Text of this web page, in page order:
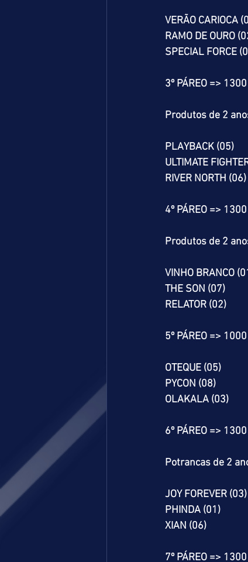
VERÃO CARIOCA
RAMO DE OURO
SPECIAL FORCE
3º PÁREO =>
Produtos de 2
PLAYBACK (05)
ULTIMATE
RIVER NORTH (06)
4º PÁREO =>
Produtos de 2
VINHO BRANCO
THE SON (07)
RELATOR (02)
5º PÁREO =>
OTEQUE (05)
PYCON (08)
OLAKALA (03)
6º PÁREO =>
Potrancas de 2
JOY FOREVER (03)
PHINDA (01)
XIAN (06)
7º PÁREO =>